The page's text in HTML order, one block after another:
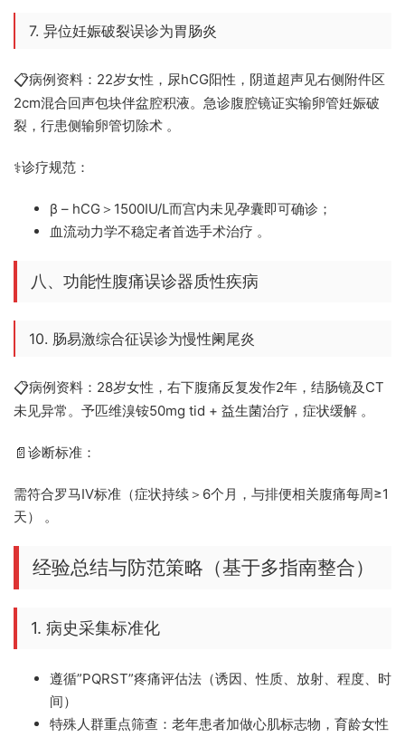
7. 异位妊娠破裂误诊为胃肠炎
📋病例资料：22岁女性，尿hCG阳性，阴道超声见右侧附件区
2cm混合回声包块伴盆腔积液。急诊腹腔镜证实输卵管妊娠破
裂，行患侧输卵管切除术 。
⚕️诊疗规范：
β – hCG＞1500IU/L而宫内未见孕囊即可确诊；
血流动力学不稳定者首选手术治疗 。
八、功能性腹痛误诊器质性疾病
10. 肠易激综合征误诊为慢性阑尾炎
📋病例资料：28岁女性，右下腹痛反复发作2年，结肠镜及CT
未见异常。予匹维溴铵50mg tid + 益生菌治疗，症状缓解 。
📄 诊断标准：
需符合罗马Ⅳ标准（症状持续＞6个月，与排便相关腹痛每周≥1
天） 。
经验总结与防范策略（基于多指南整合）
1. 病史采集标准化
遵循”PQRST”疼痛评估法（诱因、性质、放射、程度、时
间）
特殊人群重点筛查：老年患者加做心肌标志物，育龄女性